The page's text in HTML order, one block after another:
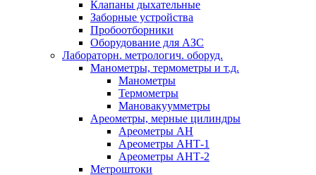
Клапаны дыхательные
Заборные устройства
Пробоотборники
Оборудование для АЗС
Лабораторн. метрологич. оборуд.
Манометры, термометры и т.д.
Манометры
Термометры
Мановакуумметры
Ареометры, мерные цилиндры
Ареометры АН
Ареометры АНТ-1
Ареометры АНТ-2
Метроштоки